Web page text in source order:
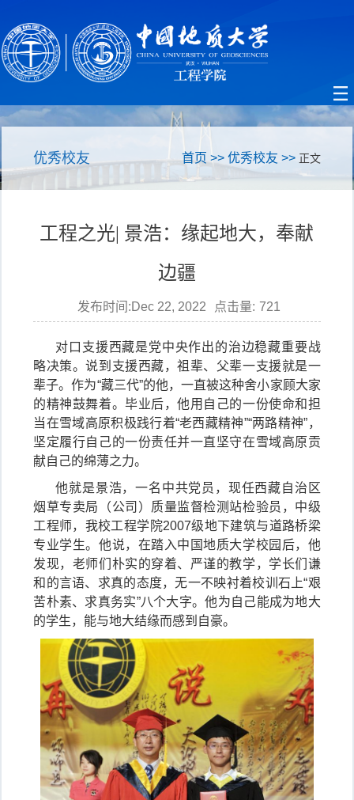
优秀校友 首页 >> 优秀校友 >>正文
工程之光| 景浩：缘起地大，奉献
边疆
发布时间:Dec 22, 2022 点击量: 721
对口支援西藏是党中央作出的治边稳藏重要战
略决策。说到支援西藏，祖辈、父辈一支援就是一
辈子。作为“藏三代”的他，一直被这种舍小家顾大家
的精神鼓舞着。毕业后，他用自己的一份使命和担
当在雪域高原积极践行着“老西藏精神”“两路精神”，
坚定履行自己的一份责任并一直坚守在雪域高原贡
献自己的绵薄之力。
他就是景浩，一名中共党员，现任西藏自治区
烟草专卖局（公司）质量监督检测站检验员，中级
工程师，我校工程学院2007级地下建筑与道路桥梁
专业学生。他说，在踏入中国地质大学校园后，他
发现，老师们朴实的穿着、严谨的教学，学长们谦
和的言语、求真的态度，无一不映衬着校训石上“艰
苦朴素、求真务实”八个大字。他为自己能成为地大
的学生，能与地大结缘而感到自豪。